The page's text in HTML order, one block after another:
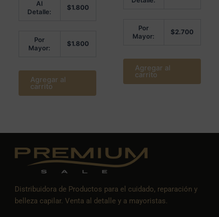
Al
Detalle:
$1.800
Por
Mayor:
$1.800
Agregar al
carrito
Por
Mayor:
$2.700
Agregar al
carrito
Distribuidora de Productos para el cuidado, reparación y
belleza capilar. Venta al detalle y a mayoristas.